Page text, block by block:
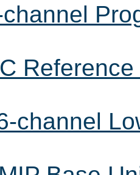
channel